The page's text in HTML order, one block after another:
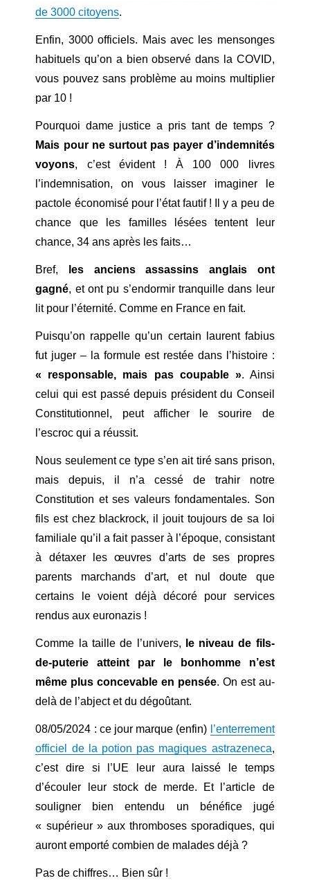
de 3000 citoyens.
Enfin, 3000 officiels. Mais avec les mensonges
habituels qu’on a bien observé dans la COVID,
vous pouvez sans problème au moins multiplier
par 10 !
Pourquoi dame justice a pris tant de temps ?
Mais pour ne surtout pas payer d’indemnités
voyons, c’est évident ! À 100 000 livres
l’indemnisation, on vous laisser imaginer le
pactole économisé pour l’état fautif ! Il y a peu de
chance que les familles lésées tentent leur
chance, 34 ans après les faits…
Bref,
les anciens assassins anglais ont
gagné, et ont pu s’endormir tranquille dans leur
lit pour l’éternité. Comme en France en fait.
Puisqu’on rappelle qu’un certain laurent fabius
fut juger – la formule est restée dans l’histoire :
« responsable, mais pas coupable ». Ainsi
celui qui est passé depuis président du Conseil
Constitutionnel, peut afficher le sourire de
l’escroc qui a réussit.
Nous seulement ce type s’en ait tiré sans prison,
mais depuis, il n’a cessé de trahir notre
Constitution et ses valeurs fondamentales. Son
fils est chez blackrock, il jouit toujours de sa loi
familiale qu’il a fait passer à l’époque, consistant
à détaxer les œuvres d’arts de ses propres
parents marchands d’art, et nul doute que
certains le voient déjà décoré pour services
rendus aux euronazis !
Comme la taille de l’univers,
le niveau de fils-
de-puterie atteint par le bonhomme n’est
même plus concevable en pensée. On est au-
delà de l’abject et du dégoûtant.
08/05/2024 : ce jour marque (enfin) l’enterrement
officiel de la potion pas magiques astrazeneca,
c’est dire si l’UE leur aura laissé le temps
d’écouler leur stock de merde. Et l’article de
souligner bien entendu un bénéfice jugé
« supérieur » aux thromboses sporadiques, qui
auront emporté combien de malades déjà ?
Pas de chiffres… Bien sûr !